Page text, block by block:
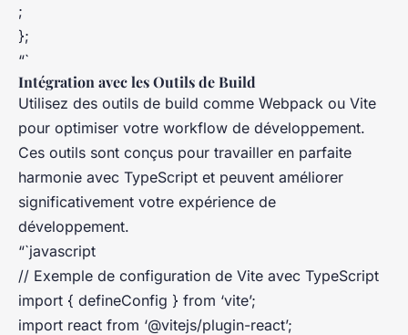
;
};
“`
Intégration avec les Outils de Build
Utilisez des outils de build comme Webpack ou Vite
pour optimiser votre workflow de développement.
Ces outils sont conçus pour travailler en parfaite
harmonie avec TypeScript et peuvent améliorer
significativement votre expérience de
développement.
“`javascript
// Exemple de configuration de Vite avec TypeScript
import { defineConfig } from ‘vite’;
import react from ‘@vitejs/plugin-react’;